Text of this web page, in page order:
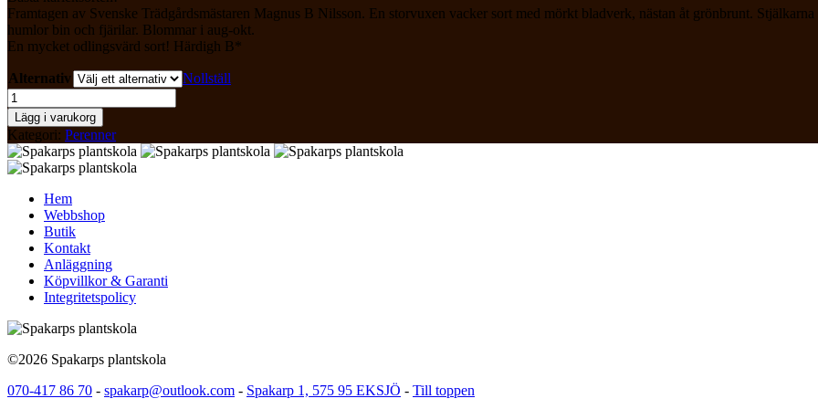
through
295 kr
Framtagen av Svenske Trädgårdsmästaren Magnus B Nilsson. En storvuxen vacker sort med mörkt bladverk, nästan åt grönbrunt.
humlor bin och fjärilar. Blommar i aug-okt.
En mycket odlingsvärd sort! Härdigh B*
Alternativ
Nollställ
Hyloteliphium
Matrona
Kärleksört
mängd
Lägg i varukorg
Kategori: Perenner
Hem
Webbshop
Butik
Kontakt
Anläggning
Köpvillkor & Garanti
Integritetspolicy
©2026 Spakarps plantskola
070-417 86 70 - spakarp@outlook.com - Spakarp 1, 575 95 EKSJÖ - Till toppen